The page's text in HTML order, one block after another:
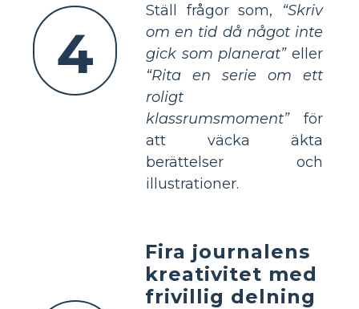
4
Ställ frågor som, “Skriv
om en tid då något inte
gick som planerat”eller
“Rita en serie om ett
roligt
klassrumsmoment”för
att väcka äkta
berättelser och
illustrationer.
Fira journalens
kreativitet med
frivillig delning